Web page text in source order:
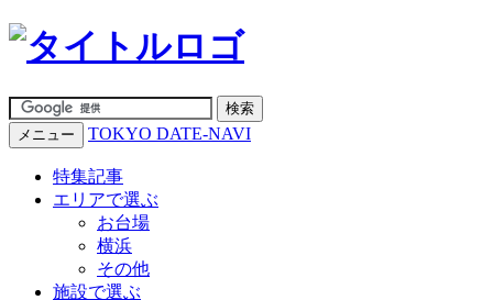
メニュー TOKYO DATE-NAVI
特集記事
エリアで選ぶ
お台場
横浜
その他
施設で選ぶ